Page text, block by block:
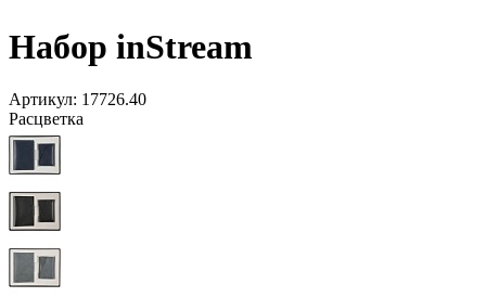
Набор inStream
Артикул: 17726.40
Расцветка